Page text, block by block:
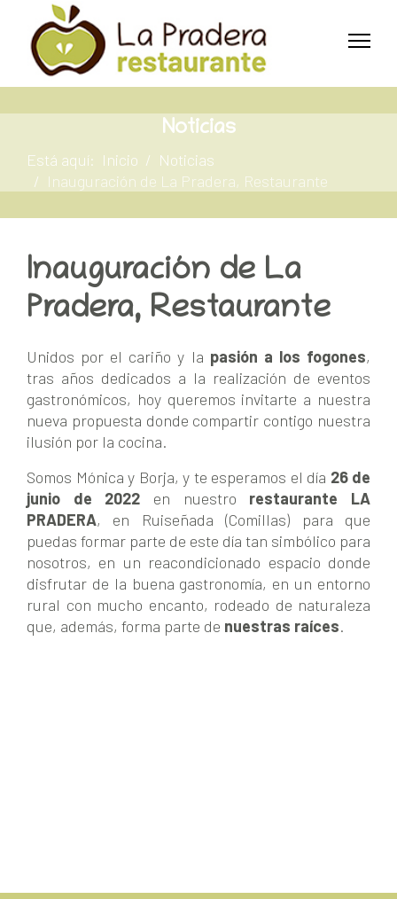
Noticias
Está aquí: Inicio
Noticias
Inauguración de La Pradera, Restaurante
Inauguración de La
Pradera, Restaurante
Unidos por el cariño y la pasión a los fogones,
tras años dedicados a la realización de eventos
gastronómicos, hoy queremos invitarte a nuestra
nueva propuesta donde compartir contigo nuestra
ilusión por la cocina.
Somos Mónica y Borja, y te esperamos el día 26 de
junio de 2022 en nuestro restaurante LA
PRADERA, en Ruiseñada (Comillas) para que
puedas formar parte de este día tan simbólico para
nosotros, en un reacondicionado espacio donde
disfrutar de la buena gastronomía, en un entorno
rural con mucho encanto, rodeado de naturaleza
que, además, forma parte de nuestras raíces.